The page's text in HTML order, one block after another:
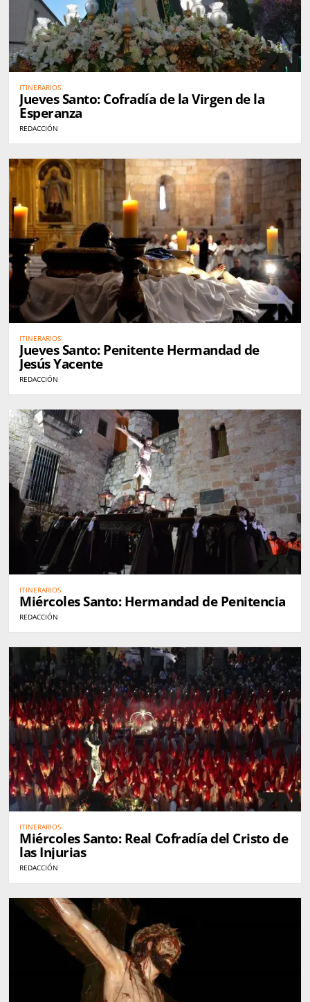
ITINERARIOS
Jueves Santo: Cofradía de la Virgen de la
Esperanza
REDACCIÓN
ITINERARIOS
Jueves Santo: Penitente Hermandad de
Jesús Yacente
REDACCIÓN
ITINERARIOS
Miércoles Santo: Hermandad de Penitencia
REDACCIÓN
ITINERARIOS
Miércoles Santo: Real Cofradía del Cristo de
las Injurias
REDACCIÓN